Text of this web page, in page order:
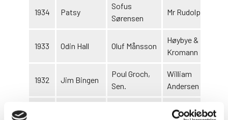
1934 Patsy
Sofus
Sørensen
Mr Rudolph
1933 Odin Hall Oluf Månsson
Høybye &
Kromann
1932 Jim Bingen
Poul Groch,
Sen.
William
Andersen
R. Larsen